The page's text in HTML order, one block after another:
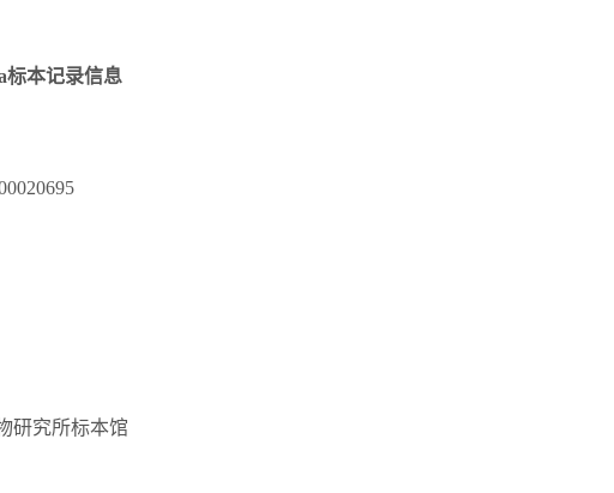
标本记录信息
研究所标本馆